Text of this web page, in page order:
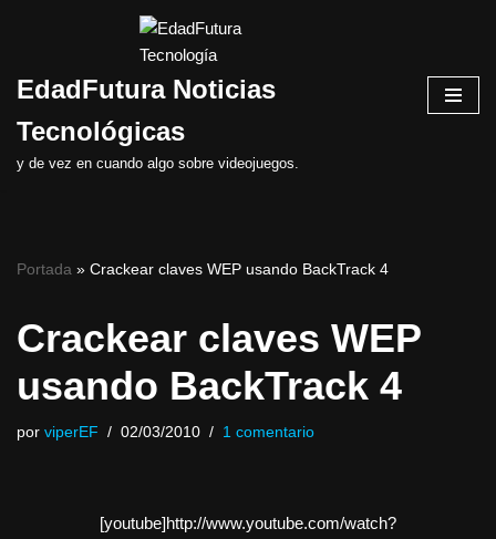
al
EdadFutura Noticias
Tecnológicas
y de vez en cuando algo sobre videojuegos.
Portada » Crackear claves WEP usando BackTrack 4
Crackear claves WEP
usando BackTrack 4
por viperEF 02/03/2010 1 comentario
[youtube]http://www.youtube.com/watch?